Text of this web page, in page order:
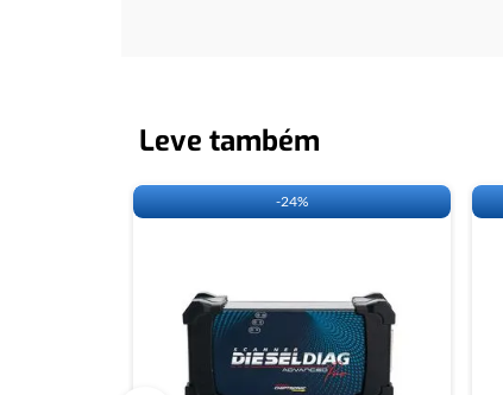
ESPECIFICAÇÕES TÉCNICAS:
Resistência: até 20 MO
Teste de diodo e continuidade com
Alimentação: 1 bateria 9V (inclusa)
Categoria de segurança: CAT II 600V
Leve também
-24%